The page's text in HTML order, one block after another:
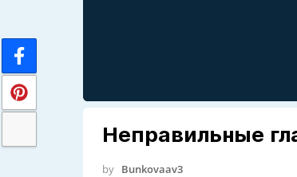
Неправильные
by Bunkovaav3